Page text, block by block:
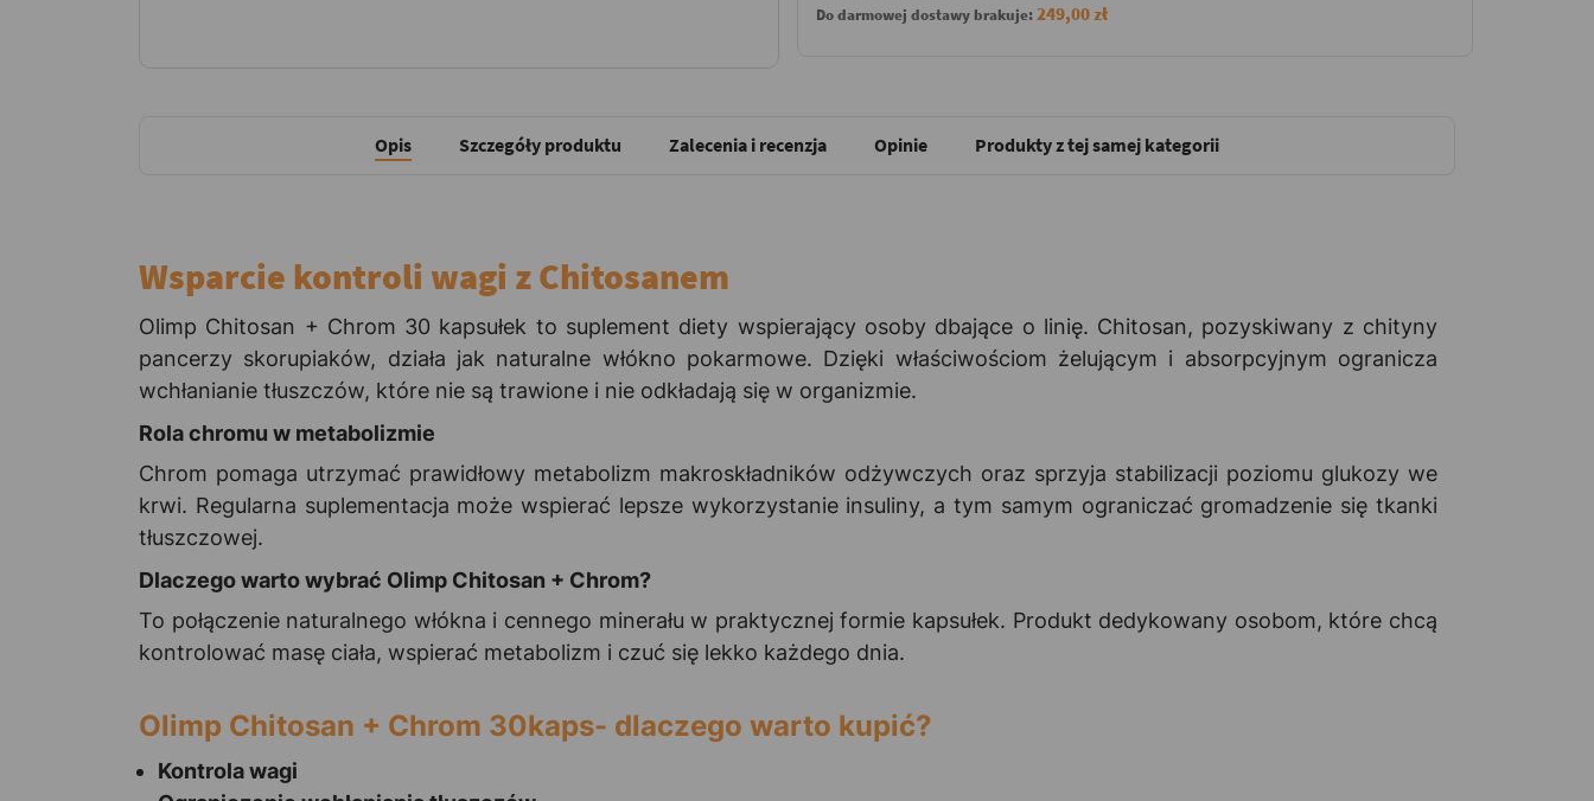
Do darmowej dostawy brakuje: 249,00 zł
Opis Szczegóły produktu Zalecenia i recenzja Opinie Produkty z tej samej kategorii
Wsparcie kontroli wagi z Chitosanem
Olimp Chitosan + Chrom 30 kapsułek to suplement diety wspierający osoby dbające o linię. Chitosan, pozyskiwany z chityny
pancerzy skorupiaków, działa jak naturalne włókno pokarmowe. Dzięki właściwościom żelującym i absorpcyjnym ogranicza
wchłanianie tłuszczów, które nie są trawione i nie odkładają się w organizmie.
Rola chromu w metabolizmie
Chrom pomaga utrzymać prawidłowy metabolizm makroskładników odżywczych oraz sprzyja stabilizacji poziomu glukozy we
krwi. Regularna suplementacja może wspierać lepsze wykorzystanie insuliny, a tym samym ograniczać gromadzenie się tkanki
tłuszczowej.
Dlaczego warto wybrać Olimp Chitosan + Chrom?
To połączenie naturalnego włókna i cennego minerału w praktycznej formie kapsułek. Produkt dedykowany osobom, które chcą
kontrolować masę ciała, wspierać metabolizm i czuć się lekko każdego dnia.
Olimp Chitosan + Chrom 30kaps- dlaczego warto kupić?
Kontrola wagi